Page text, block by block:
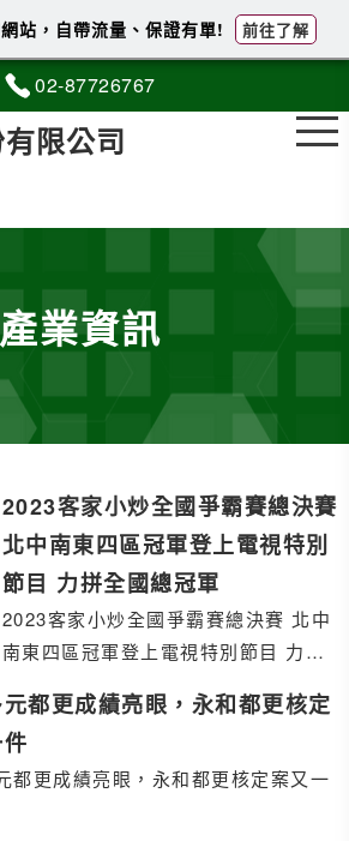
02-87726767
限公司
產業資訊
2023客家小炒全國爭霸賽總決賽
北中南東四區冠軍登上電視特別
節目 力拼全國總冠軍
2023客家小炒全國爭霸賽總決賽 北中
南東四區冠軍登上電視特別節目 力拼
都更成績亮眼，永和都更核定
都更成績亮眼，永和都更核定案又一
站，自帶流量、保證有單! 前往了解